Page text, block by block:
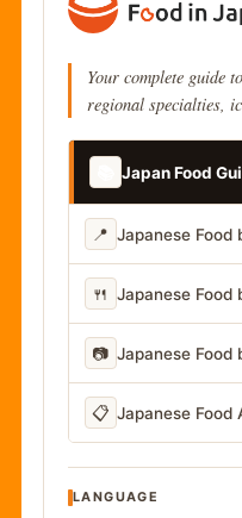
Your complete guide
regional specialties,
Japan Food
📍 Japanese Food
🍴 Japanese Food
📷 Japanese Food
📋 Japanese Food
LANGUAGE